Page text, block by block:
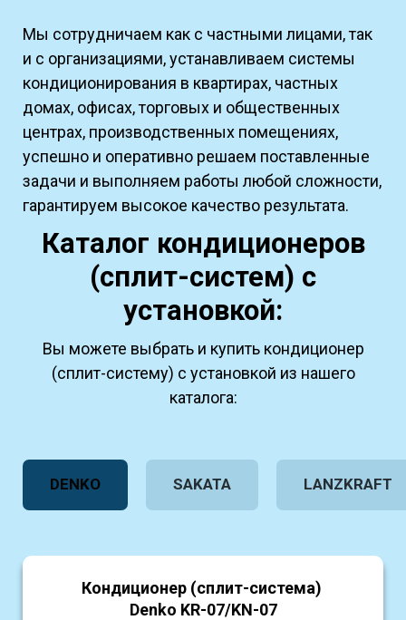
Мы сотрудничаем как с частными лицами, так
и с организациями, устанавливаем системы
кондиционирования в квартирах, частных
домах, офисах, торговых и общественных
центрах, производственных помещениях,
успешно и оперативно решаем поставленные
задачи и выполняем работы любой сложности,
гарантируем высокое качество результата.
Каталог кондиционеров
(сплит-систем) с
установкой:
Вы можете выбрать и купить кондиционер
(сплит-систему) с установкой из нашего
каталога:
DENKO SAKATA LANZKRAFT
Кондиционер (сплит-система)
Denko KR-07/KN-07